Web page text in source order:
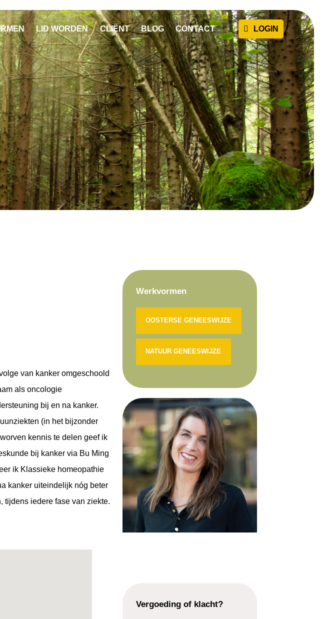
LID WORDEN CLIËNT BLOG CONTACT
van kanker omgeschoold
als oncologie
bij en na kanker.
(in het bijzonder
kennis te delen geef ik
bij kanker via Bu Ming
ik Klassieke homeopathie
kanker uiteindelijk nóg beter
tijdens iedere fase van ziekte.
Werkvormen
OOSTERSE GENEESWIJZE
NATUUR GENEESWIJZE
Vergoeding of klacht?